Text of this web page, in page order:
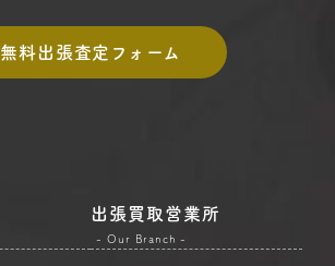
無料出張査定フォーム
出張買取営業所
- Our Branch -